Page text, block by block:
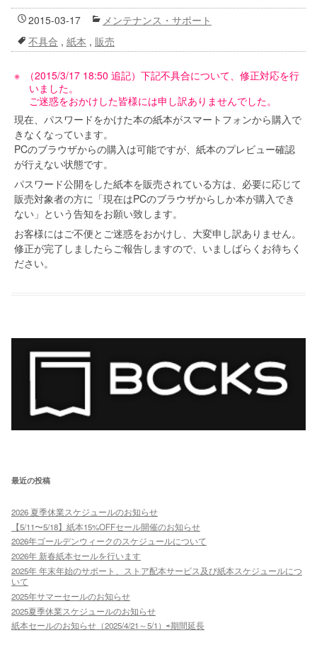
2015-03-17
メンテナンス・サポート
不具合 , 紙本 , 販売
（2015/3/17 18:50 追記）下記不具合について、修正対応を行
いました。
ご迷惑をおかけした皆様には申し訳ありませんでした。
現在、パスワードをかけた本の紙本がスマートフォンから購入で
きなくなっています。
PCのブラウザからの購入は可能ですが、紙本のプレビュー確認
が行えない状態です。
パスワード公開をした紙本を販売されている方は、必要に応じて
販売対象者の方に「現在はPCのブラウザからしか本が購入でき
ない」という告知をお願い致します。
お客様にはご不便とご迷惑をおかけし、大変申し訳ありません。
修正が完了しましたらご報告しますので、いましばらくお待ちく
ださい。
最近の投稿
2026 夏季休業スケジュールのお知らせ
【5/11〜5/18】紙本15%OFFセール開催のお知らせ
2026年ゴールデンウィークのスケジュールについて
2026年 新春紙本セールを行います
2025年 年末年始のサポート、ストア配本サービス及び紙本スケジュールにつ
いて
2025年サマーセールのお知らせ
2025夏季休業スケジュールのお知らせ
紙本セールのお知らせ（2025/4/21～5/1）⇨期間延長